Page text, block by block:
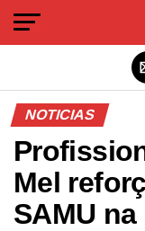
NOTICIAS
Mel
SAMU